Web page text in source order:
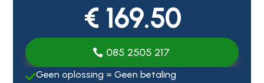
€ 169.50
085 2505 217
Geen oplossing = Geen betaling